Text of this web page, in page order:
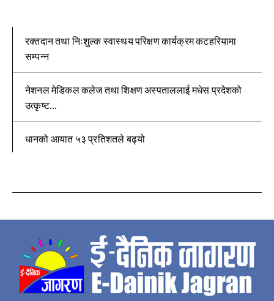
रक्तदान तथा निःशुल्क स्वास्थय परिक्षण कार्यक्रम कटहरियामा
सम्पन्न
नेशनल मेडिकल कलेज तथा शिक्षण अस्पताललाई मधेस प्रदेशको
उत्कृष्ट...
धानको आयात ५३ प्रतिशतले बढ्यो